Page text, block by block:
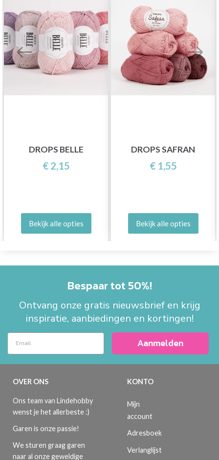
DROPS BELLE
€ 2,15
Bekijk alle opties
DROPS SAFRAN
€ 1,55
Bekijk alle opties
Bespaar tot 50%!
Ontvang onze gratis nieuwsbrief en krijg
inspiratie, aanbiedingen en kortingen!
Aanmelden
OVER ONS
Ons team van Lindehobby
wenst je het allerbeste :)
Garen is onze passie!
We sturen graag garen
naar al onze geweldige
KONTO
Mijn
account
Adresboek
Verlanglijst